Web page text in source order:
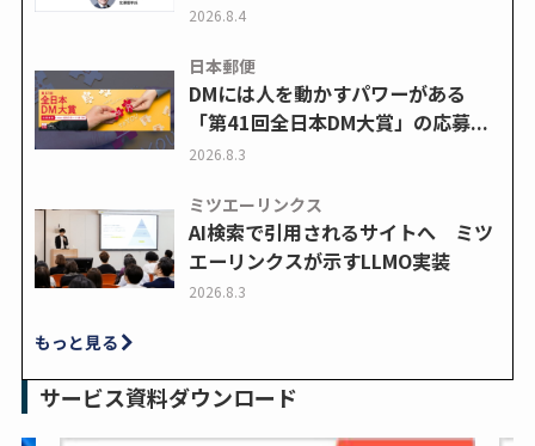
2026.8.4
日本郵便
DMには人を動かすパワーがある
「第41回全日本DM大賞」の応募...
2026.8.3
ミツエーリンクス
AI検索で引用されるサイトへ ミツ
エーリンクスが示すLLMO実装
2026.8.3
もっと見る
サービス資料ダウンロード